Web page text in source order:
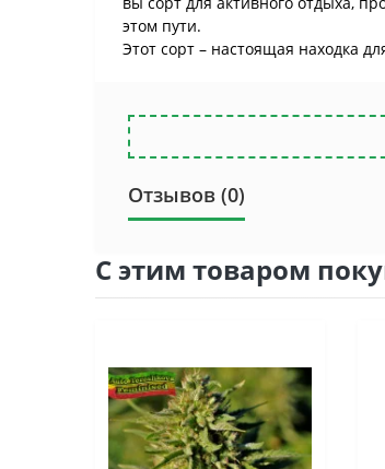
этом пути.
Этот сорт – настоящая находка
Отзывов (0)
С этим товаром